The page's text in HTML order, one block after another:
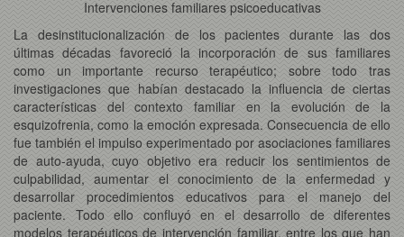
Intervenciones familiares psicoeducativas
La desinstitucionalización de los pacientes durante las dos
últimas décadas favoreció la incorporación de sus familiares
como un importante recurso terapéutico; sobre todo tras
investigaciones que habían destacado la influencia de ciertas
características del contexto familiar en la evolución de la
esquizofrenia, como la emoción expresada. Consecuencia de ello
fue también el impulso experimentado por asociaciones familiares
de auto-ayuda, cuyo objetivo era reducir los sentimientos de
culpabilidad, aumentar el conocimiento de la enfermedad y
desarrollar procedimientos educativos para el manejo del
paciente. Todo ello confluyó en el desarrollo de diferentes
modelos terapéuticos de intervención familiar, entre los que han